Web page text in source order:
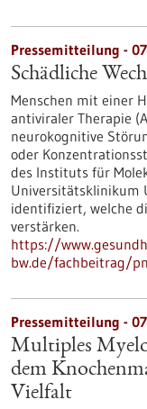
Pressemitteilung -
Schädliche
Menschen mit einer
antiviraler Therapie
neurokognitive
oder
des Instituts für
Universitätsklinikum
identifiziert, welche
verstärken.
https://
bw.de/fachbeitrag/
Pressemitteilung -
Multiples
dem
Vielfalt